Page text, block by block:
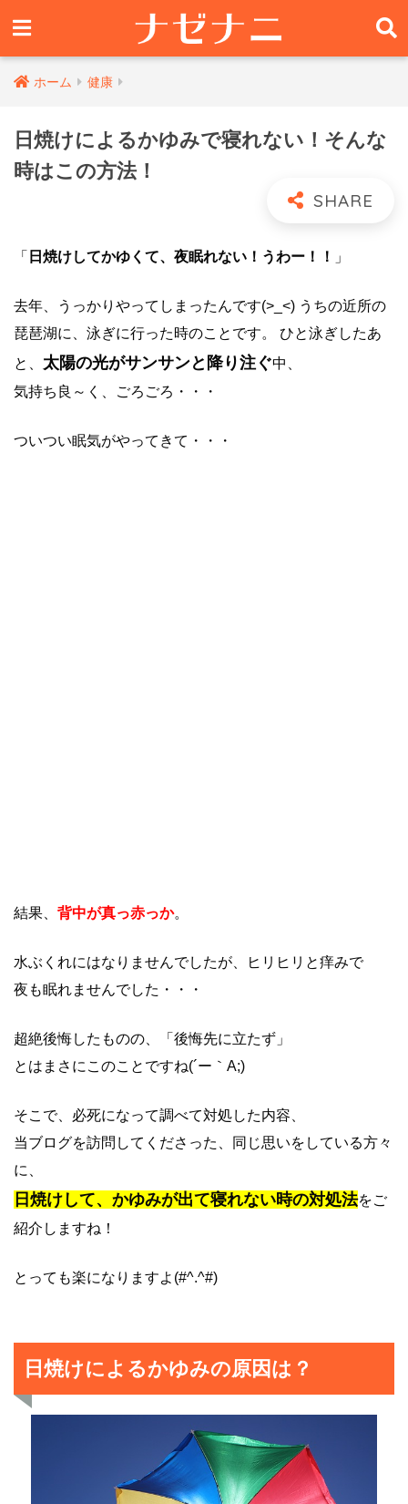
ホーム 健康
日焼けによるかゆみで寝れない！そんな
時はこの方法！
「 日焼けしてかゆくて、夜眠れない！うわー！！ 」
去年、うっかりやってしまったんです(>_<) うちの近所の
琵琶湖に、泳ぎに行った時のことです。 ひと泳ぎしたあ
と、 太陽の光がサンサンと降り注ぐ中、
気持ち良～く、ごろごろ・・・
ついつい眠気がやってきて・・・
結果、 背中が真っ赤っか。
水ぶくれにはなりませんでしたが、ヒリヒリと痒みで
夜も眠れませんでした・・・
超絶後悔したものの、「後悔先に立たず」
とはまさにこのことですね(´ー｀A;)
そこで、必死になって調べて対処した内容、
当ブログを訪問してくださった、同じ思いをしている方々
に、
日焼けして、 かゆみが出て寝れない時の対処法をご
紹介しますね！
とっても楽になりますよ(#^.^#)
日焼けによるかゆみの原因は？